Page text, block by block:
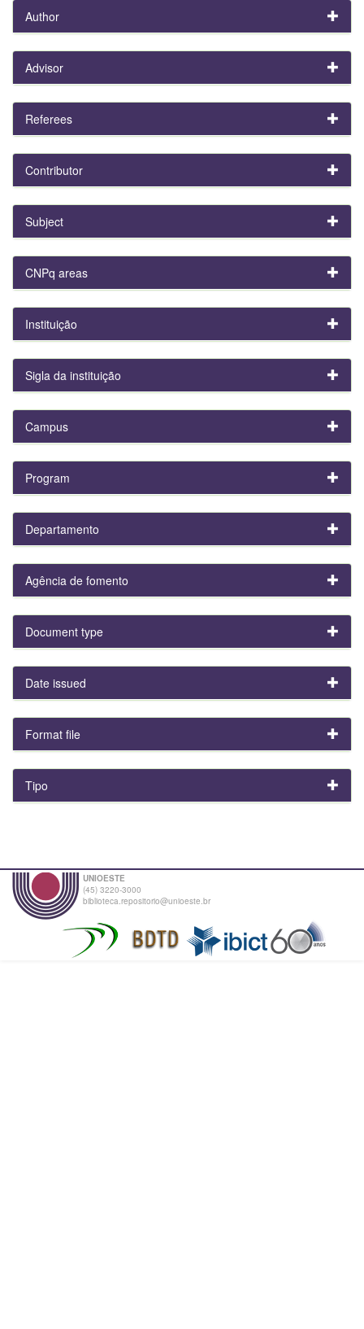
Author
Advisor
Referees
Contributor
Subject
CNPq areas
Instituição
Sigla da instituição
Campus
Program
Departamento
Agência de fomento
Document type
Date issued
Format file
Tipo
UNIOESTE
(45) 3220-3000
biblioteca.repositorio@unioeste.br